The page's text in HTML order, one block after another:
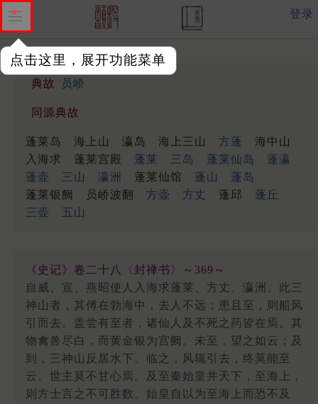
点击这里，展开功能菜单
登录
典故 员峤
同源典故
蓬莱岛 海上山 瀛岛 海上三山 方蓬
海中山
入海求
蓬莱宫殿 蓬莱 三岛 蓬莱仙岛
蓬瀛
蓬壶
三山 瀛洲 蓬莱仙馆 蓬山
蓬岛
蓬莱银阙
员峤波翻 方壶 方丈 蓬邱
蓬丘
三壶
五山
《史记》卷二十八〈封禅书〉～369～
自威、宣、燕昭使人入海求蓬莱、方丈、瀛洲。此三
神山者，其傅在勃海中，去人不远；患且至，则船风
引而去。盖尝有至者，诸仙人及不死之药皆在焉。其
物禽兽尽白，而黄金银为宫阙。未至，望之如云；及
到，三神山反居水下。临之，风辄引去，终莫能至
云。世主莫不甘心焉。及至秦始皇并天下，至海上，
则方士言之不可胜数。始皇自以为至海上而恐不及